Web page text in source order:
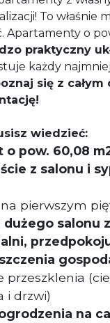
To właśnie
Apartamenty o
praktyczny
każdy
się z całym
wiedzieć:
o pow. 60,08
z salonu i
pierwszym
dużego salonu
przeszklenia
i drzwi)
na